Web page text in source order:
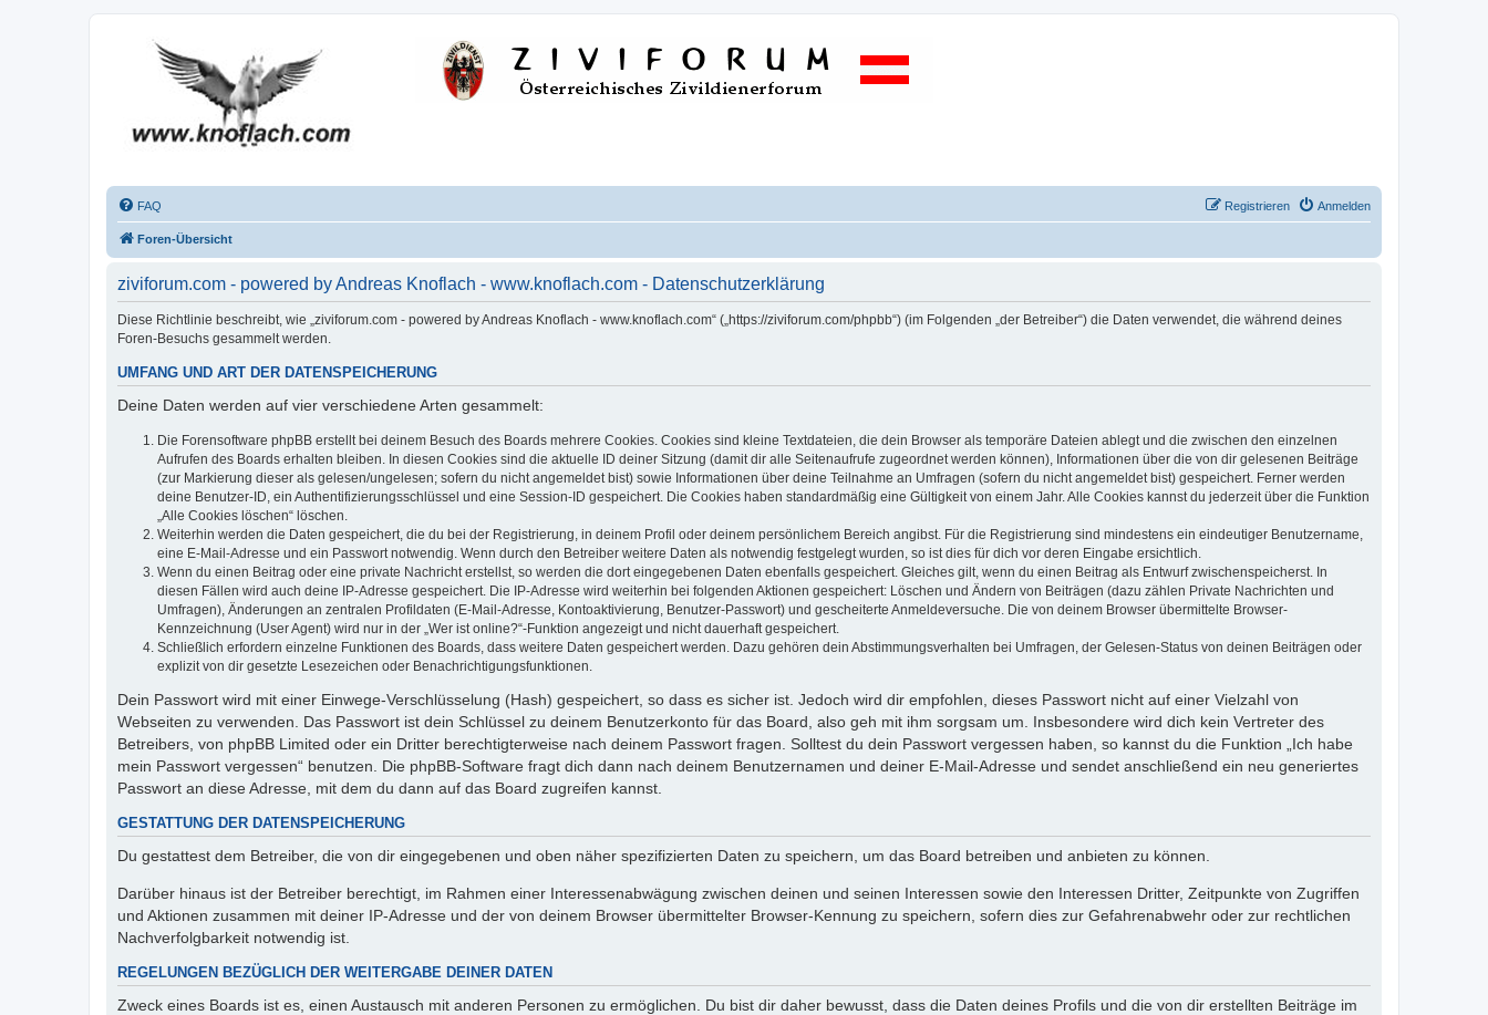
FAQ Anmelden
Registrieren
Foren-Übersicht
ziviforum.com - powered by Andreas Knoflach - www.knoflach.com - Datenschutzerklärung
Diese Richtlinie beschreibt, wie „ziviforum.com - powered by Andreas Knoflach - www.knoflach.com“ („https://ziviforum.com/phpbb“) (im Folgenden „der Betreiber“) die Daten verwendet, die während deines
Foren-Besuchs gesammelt werden.
UMFANG UND ART DER DATENSPEICHERUNG
Deine Daten werden auf vier verschiedene Arten gesammelt:
Die Forensoftware phpBB erstellt bei deinem Besuch des Boards mehrere Cookies. Cookies sind kleine Textdateien, die dein Browser als temporäre Dateien ablegt und die zwischen den einzelnen
Aufrufen des Boards erhalten bleiben. In diesen Cookies sind die aktuelle ID deiner Sitzung (damit dir alle Seitenaufrufe zugeordnet werden können), Informationen über die von dir gelesenen Beiträge
(zur Markierung dieser als gelesen/ungelesen; sofern du nicht angemeldet bist) sowie Informationen über deine Teilnahme an Umfragen (sofern du nicht angemeldet bist) gespeichert. Ferner werden
deine Benutzer-ID, ein Authentifizierungsschlüssel und eine Session-ID gespeichert. Die Cookies haben standardmäßig eine Gültigkeit von einem Jahr. Alle Cookies kannst du jederzeit über die Funktion
„Alle Cookies löschen“ löschen.
Weiterhin werden die Daten gespeichert, die du bei der Registrierung, in deinem Profil oder deinem persönlichem Bereich angibst. Für die Registrierung sind mindestens ein eindeutiger Benutzername,
eine E-Mail-Adresse und ein Passwort notwendig. Wenn durch den Betreiber weitere Daten als notwendig festgelegt wurden, so ist dies für dich vor deren Eingabe ersichtlich.
Wenn du einen Beitrag oder eine private Nachricht erstellst, so werden die dort eingegebenen Daten ebenfalls gespeichert. Gleiches gilt, wenn du einen Beitrag als Entwurf zwischenspeicherst. In
diesen Fällen wird auch deine IP-Adresse gespeichert. Die IP-Adresse wird weiterhin bei folgenden Aktionen gespeichert: Löschen und Ändern von Beiträgen (dazu zählen Private Nachrichten und
Umfragen), Änderungen an zentralen Profildaten (E-Mail-Adresse, Kontoaktivierung, Benutzer-Passwort) und gescheiterte Anmeldeversuche. Die von deinem Browser übermittelte Browser-
Kennzeichnung (User Agent) wird nur in der „Wer ist online?“-Funktion angezeigt und nicht dauerhaft gespeichert.
Schließlich erfordern einzelne Funktionen des Boards, dass weitere Daten gespeichert werden. Dazu gehören dein Abstimmungsverhalten bei Umfragen, der Gelesen-Status von deinen Beiträgen oder
explizit von dir gesetzte Lesezeichen oder Benachrichtigungsfunktionen.
Dein Passwort wird mit einer Einwege-Verschlüsselung (Hash) gespeichert, so dass es sicher ist. Jedoch wird dir empfohlen, dieses Passwort nicht auf einer Vielzahl von
Webseiten zu verwenden. Das Passwort ist dein Schlüssel zu deinem Benutzerkonto für das Board, also geh mit ihm sorgsam um. Insbesondere wird dich kein Vertreter des
Betreibers, von phpBB Limited oder ein Dritter berechtigterweise nach deinem Passwort fragen. Solltest du dein Passwort vergessen haben, so kannst du die Funktion „Ich habe
mein Passwort vergessen“ benutzen. Die phpBB-Software fragt dich dann nach deinem Benutzernamen und deiner E-Mail-Adresse und sendet anschließend ein neu generiertes
Passwort an diese Adresse, mit dem du dann auf das Board zugreifen kannst.
GESTATTUNG DER DATENSPEICHERUNG
Du gestattest dem Betreiber, die von dir eingegebenen und oben näher spezifizierten Daten zu speichern, um das Board betreiben und anbieten zu können.
Darüber hinaus ist der Betreiber berechtigt, im Rahmen einer Interessenabwägung zwischen deinen und seinen Interessen sowie den Interessen Dritter, Zeitpunkte von Zugriffen
und Aktionen zusammen mit deiner IP-Adresse und der von deinem Browser übermittelter Browser-Kennung zu speichern, sofern dies zur Gefahrenabwehr oder zur rechtlichen
Nachverfolgbarkeit notwendig ist.
REGELUNGEN BEZÜGLICH DER WEITERGABE DEINER DATEN
Zweck eines Boards ist es, einen Austausch mit anderen Personen zu ermöglichen. Du bist dir daher bewusst, dass die Daten deines Profils und die von dir erstellten Beiträge im